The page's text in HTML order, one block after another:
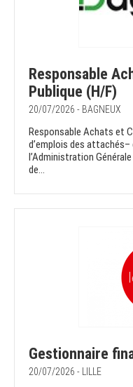
Responsable
Publique (H/F)
20/07/2026 - BAGNEUX
Responsable Achats et
d’emplois des
l’Administration
de...
Gestionnaire
20/07/2026 - LILLE